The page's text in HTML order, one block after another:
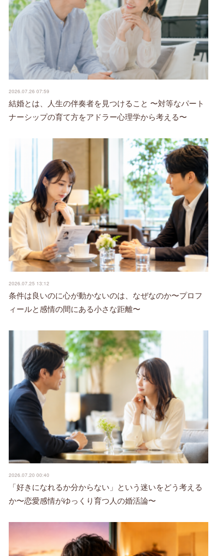
2026.07.26 07:59
結婚とは、人生の伴奏者を見つけること 〜対等なパート
ナーシップの育て方をアドラー心理学から考える〜
2026.07.25 13:12
条件は良いのに心が動かないのは、なぜなのか〜プロフ
ィールと感情の間にある小さな距離〜
2026.07.20 00:40
「好きになれるか分からない」という迷いをどう考える
か〜恋愛感情がゆっくり育つ人の婚活論〜